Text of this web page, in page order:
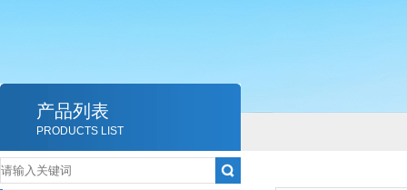
产品列表
PRODUCTS LIST